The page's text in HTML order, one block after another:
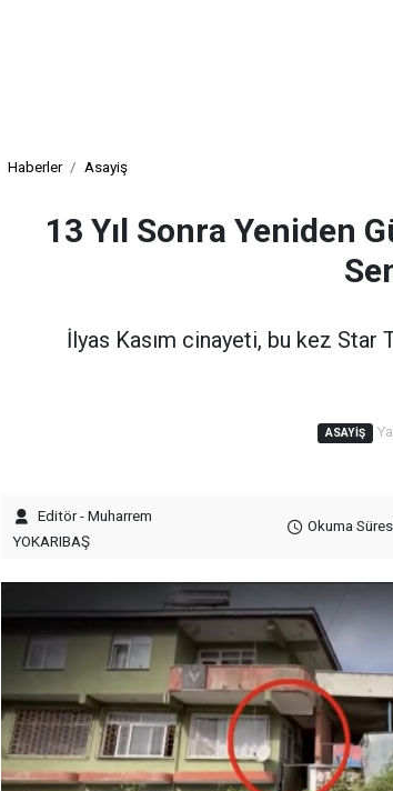
Haberler Asayiş
13 Yıl Sonra Yeniden
İlyas Kasım cinayeti, bu kez Star
ASAYIŞ
Editör - Muharrem
YOKARIBAŞ
Okuma